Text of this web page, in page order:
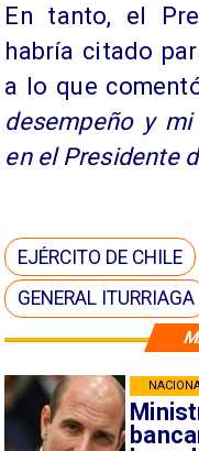
En tanto, el
habría citado
a lo que
desempeño y
en el Presidente
EJÉRCITO DE CHILE
GENERAL ITURRIAGA